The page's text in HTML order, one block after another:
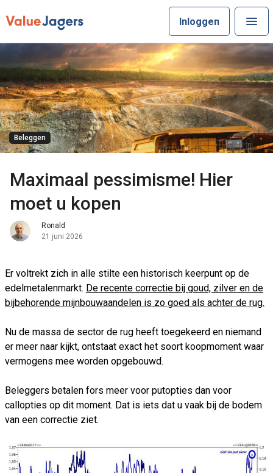
Inloggen
Beleggen
Maximaal pessimisme! Hier
moet u kopen
Ronald
21 juni 2026
Er voltrekt zich in alle stilte een historisch keerpunt op de
edelmetalenmarkt. De recente correctie bij goud, zilver en de
bijbehorende mijnbouwaandelen is zo goed als achter de rug.
Nu de massa de sector de rug heeft toegekeerd en niemand
er meer naar kijkt, ontstaat exact het soort koopmoment waar
vermogens mee worden opgebouwd.
Beleggers betalen fors meer voor putopties dan voor
callopties op dit moment. Dat is iets dat u vaak bij de bodem
van een correctie ziet.